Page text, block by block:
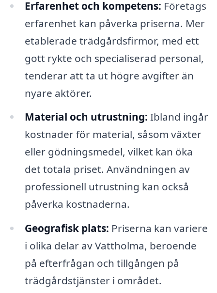
Erfarenhet och kompetens: Företags
erfarenhet kan påverka priserna. Mer
etablerade trädgårdsfirmor, med ett
gott rykte och specialiserad personal,
tenderar att ta ut högre avgifter än
nyare aktörer.
Material och utrustning: Ibland ingår
kostnader för material, såsom växter
eller gödningsmedel, vilket kan öka
det totala priset. Användningen av
professionell utrustning kan också
påverka kostnaderna.
Geografisk plats: Priserna kan variere
i olika delar av Vattholma, beroende
på efterfrågan och tillgången på
trädgårdstjänster i området.